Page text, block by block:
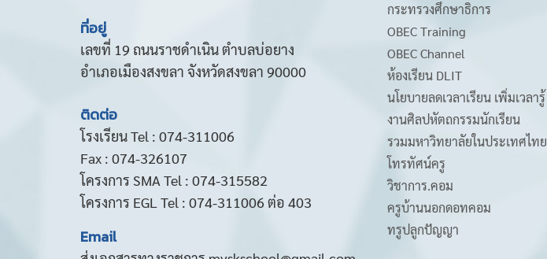
ที่อยู่
เลขที่ 19 ถนนราชดำเนิน ตำบลบ่อยาง
อำเภอเมืองสงขลา จังหวัดสงขลา 90000
ติดต่อ
โรงเรียน Tel : 074-311006
Fax : 074-326107
โครงการ SMA Tel : 074-315582
โครงการ EGL Tel : 074-311006 ต่อ 403
Email
กระทรวงศึกษาธิการ
OBEC Training
OBEC Channel
ห้องเรียน DLIT
นโยบายลดเวลาเรียน เพิ่มเวลารู้
งานศิลปหัตถกรรมนักเรียน
รวมมหาวิทยาลัยในประเทศไทย
โทรทัศน์ครู
วิชาการ.คอม
ครูบ้านนอกดอทคอม
ทรูปลูกปัญญา